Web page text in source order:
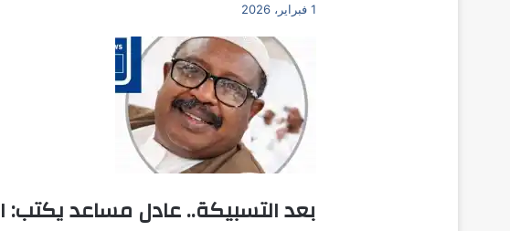
1 فبراير، 2026
بعد التسبيكة.. عادل مساعد